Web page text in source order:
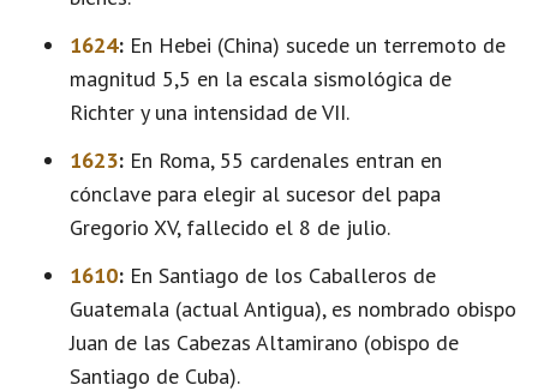
1624: En Hebei (China) sucede un terremoto de
magnitud 5,5 en la escala sismológica de
Richter y una intensidad de VII.
1623: En Roma, 55 cardenales entran en
cónclave para elegir al sucesor del papa
Gregorio XV, fallecido el 8 de julio.
1610: En Santiago de los Caballeros de
Guatemala (actual Antigua), es nombrado obispo
Juan de las Cabezas Altamirano (obispo de
Santiago de Cuba).